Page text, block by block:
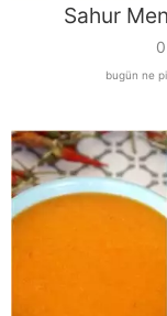
Sahur
bugün ne